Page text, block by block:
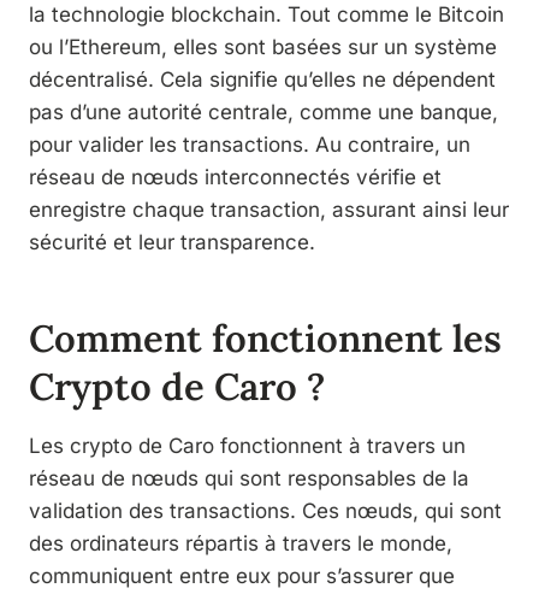
la technologie blockchain. Tout comme le Bitcoin
ou l’Ethereum, elles sont basées sur un système
décentralisé. Cela signifie qu’elles ne dépendent
pas d’une autorité centrale, comme une banque,
pour valider les transactions. Au contraire, un
réseau de nœuds interconnectés vérifie et
enregistre chaque transaction, assurant ainsi leur
sécurité et leur transparence.
Comment fonctionnent les
Crypto de Caro ?
Les crypto de Caro fonctionnent à travers un
réseau de nœuds qui sont responsables de la
validation des transactions. Ces nœuds, qui sont
des ordinateurs répartis à travers le monde,
communiquent entre eux pour s’assurer que